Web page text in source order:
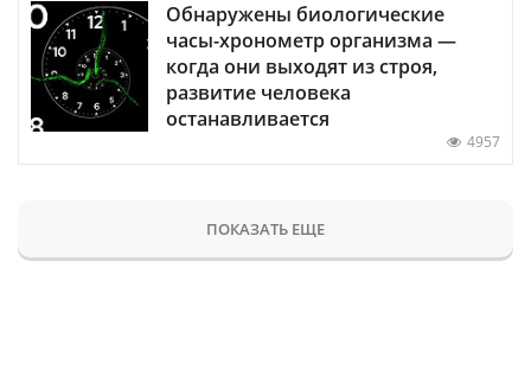
Обнаружены биологические
часы-хронометр организма —
когда они выходят из строя,
развитие человека
останавливается
4957
ПОКАЗАТЬ ЕЩЕ